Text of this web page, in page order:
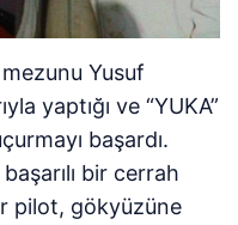
Yusuf
yaptığı ve “YUKA”
başardı.
bir cerrah
pilot, gökyüzüne